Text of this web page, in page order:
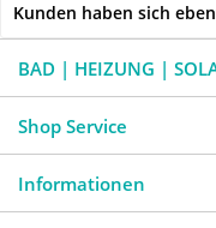
Kunden haben sich
BAD | HEIZUNG |
Shop Service
Informationen